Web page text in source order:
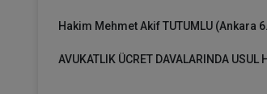
Hakim Mehmet Akif TUTUMLU (Ankara
AVUKATLIK ÜCRET DAVALARINDA USUL